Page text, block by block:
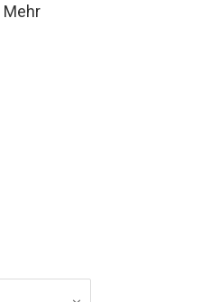
Mehr